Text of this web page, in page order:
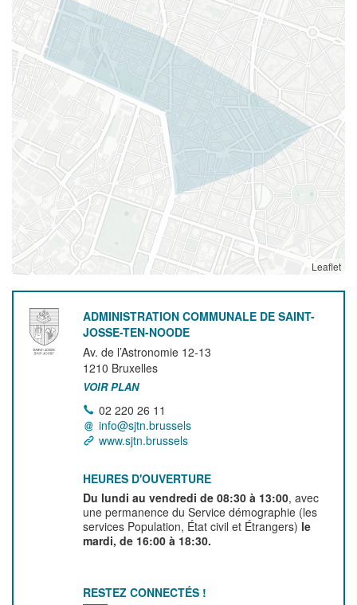
Leaflet
ADMINISTRATION COMMUNALE DE SAINT-
JOSSE-TEN-NOODE
Av. de l’Astronomie 12-13
1210 Bruxelles
VOIR PLAN
02 220 26 11
info@sjtn.brussels
www.sjtn.brussels
HEURES D'OUVERTURE
Du lundi au vendredi de 08:30 à 13:00, avec
une permanence du Service démographie (les
services Population, État civil et Étrangers) le
mardi, de 16:00 à 18:30.
RESTEZ CONNECTÉS !